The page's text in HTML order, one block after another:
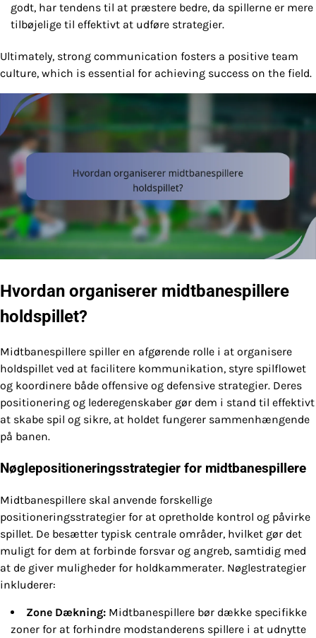
godt, har tendens til at præstere bedre, da spillerne er mere
tilbøjelige til effektivt at udføre strategier.
Ultimately, strong communication fosters a positive team
culture, which is essential for achieving success on the field.
Hvordan organiserer midtbanespillere
holdspillet?
Midtbanespillere spiller en afgørende rolle i at organisere
holdspillet ved at facilitere kommunikation, styre spilflowet
og koordinere både offensive og defensive strategier. Deres
positionering og lederegenskaber gør dem i stand til effektivt
at skabe spil og sikre, at holdet fungerer sammenhængende
på banen.
Nøglepositioneringsstrategier for midtbanespillere
Midtbanespillere skal anvende forskellige
positioneringsstrategier for at opretholde kontrol og påvirke
spillet. De besætter typisk centrale områder, hvilket gør det
muligt for dem at forbinde forsvar og angreb, samtidig med
at de giver muligheder for holdkammerater. Nøglestrategier
inkluderer:
Zone Dækning: Midtbanespillere bør dække specifikke
zoner for at forhindre modstanderens spillere i at udnytte